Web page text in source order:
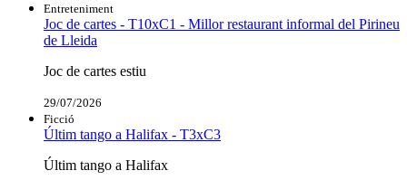
Entreteniment
Joc de cartes - T10xC1 - Millor restaurant informal del Pirineu
de Lleida
Joc de cartes estiu
29/07/2026
Ficció
Últim tango a Halifax - T3xC3
Últim tango a Halifax